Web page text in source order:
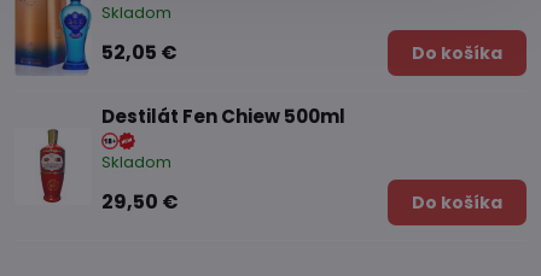
Skladom
52,05 € Do košíka
Destilát Fen Chiew 500ml
Skladom
29,50 € Do košíka